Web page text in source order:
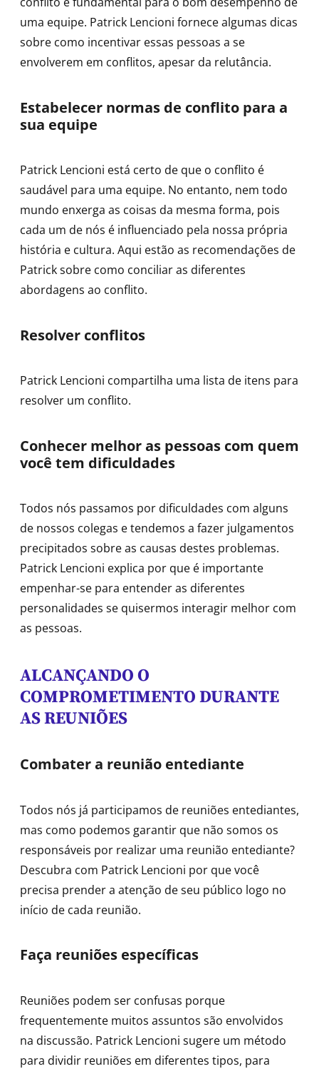
uma equipe. Patrick Lencioni fornece algumas dicas
sobre como incentivar essas pessoas a se
envolverem em conflitos, apesar da relutância.
Estabelecer normas de conflito para a
sua equipe
Patrick Lencioni está certo de que o conflito é
saudável para uma equipe. No entanto, nem todo
mundo enxerga as coisas da mesma forma, pois
cada um de nós é influenciado pela nossa própria
história e cultura. Aqui estão as recomendações de
Patrick sobre como conciliar as diferentes
abordagens ao conflito.
Resolver conflitos
Patrick Lencioni compartilha uma lista de itens para
resolver um conflito.
Conhecer melhor as pessoas com quem
você tem dificuldades
Todos nós passamos por dificuldades com alguns
de nossos colegas e tendemos a fazer julgamentos
precipitados sobre as causas destes problemas.
Patrick Lencioni explica por que é importante
empenhar-se para entender as diferentes
personalidades se quisermos interagir melhor com
as pessoas.
ALCANÇANDO O
COMPROMETIMENTO DURANTE
AS REUNIÕES
Combater a reunião entediante
Todos nós já participamos de reuniões entediantes,
mas como podemos garantir que não somos os
responsáveis por realizar uma reunião entediante?
Descubra com Patrick Lencioni por que você
precisa prender a atenção de seu público logo no
início de cada reunião.
Faça reuniões específicas
Reuniões podem ser confusas porque
frequentemente muitos assuntos são envolvidos
na discussão. Patrick Lencioni sugere um método
para dividir reuniões em diferentes tipos, para